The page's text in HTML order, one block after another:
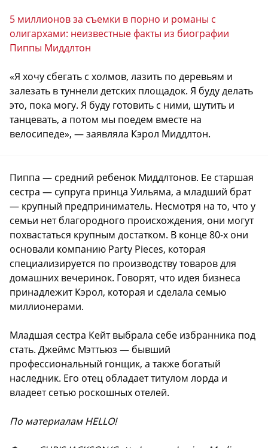
5 миллионов за съемки в порно и романы с
олигархами: неизвестные факты из биографии
Пиппы Миддлтон
«Я хочу сбегать с холмов, лазить по деревьям и
залезать в туннели детских площадок. Я буду делать
это, пока могу. Я буду готовить с ними, шутить и
танцевать, а потом мы поедем вместе на
велосипеде», — заявляла Кэрол Миддлтон.
Пиппа — средний ребенок Миддлтонов. Ее старшая
сестра — супруга принца Уильяма, а младший брат
— крупный предприниматель. Несмотря на то, что у
семьи нет благородного происхождения, они могут
похвастаться крупным достатком. В конце 80-х они
основали компанию Party Pieces, которая
специализируется по производству товаров для
домашних вечеринок. Говорят, что идея бизнеса
принадлежит Кэрол, которая и сделала семью
миллионерами.
Младшая сестра Кейт выбрала себе избранника под
стать. Джеймс Мэттьюз — бывший
профессиональный гонщик, а также богатый
наследник. Его отец обладает титулом лорда и
владеет сетью роскошных отелей.
По материалам HELLO!